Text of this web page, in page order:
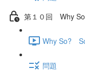
第１０回 Why
Why So?
問題